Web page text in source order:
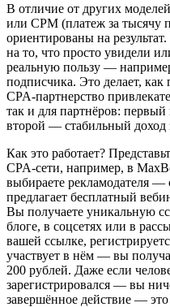
В отличие от других
или CPM (платеж за тысячу
ориентированы на
на то, что просто увидели
реальную пользу —
подписчика. Это делает, как
CPA-партнерство
так и для партнёров:
второй — стабильный доход
Как это работает?
CPA-сети, например, в
выбираете рекламодателя —
предлагает бесплатный
Вы получаете уникальную
блоге, в соцсетях или в
вашей ссылке,
участвует в нём — вы
200 рублей. Даже если
зарегистрировался — вы
завершённое действие —